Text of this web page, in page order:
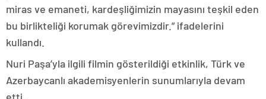
miras ve emaneti, kardeşliğimizin mayasını teşkil eden
bu birlikteliği korumak görevimizdir.” ifadelerini
kullandı.
Nuri Paşa’yla ilgili filmin gösterildiği etkinlik, Türk ve
Azerbaycanlı akademisyenlerin sunumlarıyla devam